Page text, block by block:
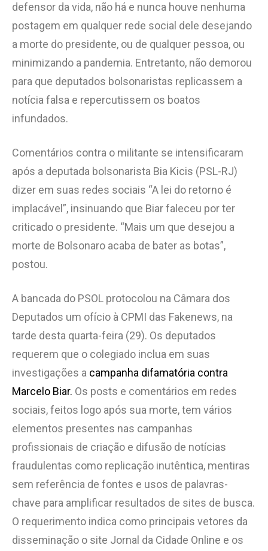
defensor da vida, não há e nunca houve nenhuma
postagem em qualquer rede social dele desejando
a morte do presidente, ou de qualquer pessoa, ou
minimizando a pandemia. Entretanto, não demorou
para que deputados bolsonaristas replicassem a
notícia falsa e repercutissem os boatos
infundados.
Comentários contra o militante se intensificaram
após a deputada bolsonarista Bia Kicis (PSL-RJ)
dizer em suas redes sociais “A lei do retorno é
implacável”, insinuando que Biar faleceu por ter
criticado o presidente. “Mais um que desejou a
morte de Bolsonaro acaba de bater as botas”,
postou.
A bancada do PSOL protocolou na Câmara dos
Deputados um ofício à CPMI das Fakenews, na
tarde desta quarta-feira (29). Os deputados
requerem que o colegiado inclua em suas
investigações a campanha difamatória contra
Marcelo Biar. Os posts e comentários em redes
sociais, feitos logo após sua morte, tem vários
elementos presentes nas campanhas
profissionais de criação e difusão de notícias
fraudulentas como replicação inutêntica, mentiras
sem referência de fontes e usos de palavras-
chave para amplificar resultados de sites de busca.
O requerimento indica como principais vetores da
disseminação o site Jornal da Cidade Online e os